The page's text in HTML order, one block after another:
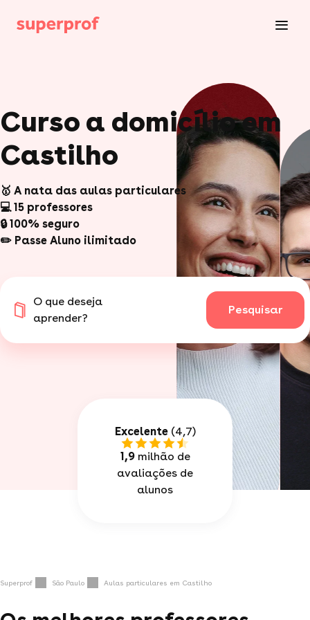
Curso a domicílio em
Castilho
🥇 A nata das aulas particulares
💻 15 professores
🔒 100% seguro
✏️ Passe Aluno ilimitado
O que deseja
aprender?
Pesquisar
Excelente(4,7)
1,9milhão de
avaliações de
alunos
Superprof São Paulo Aulas particulares em Castilho